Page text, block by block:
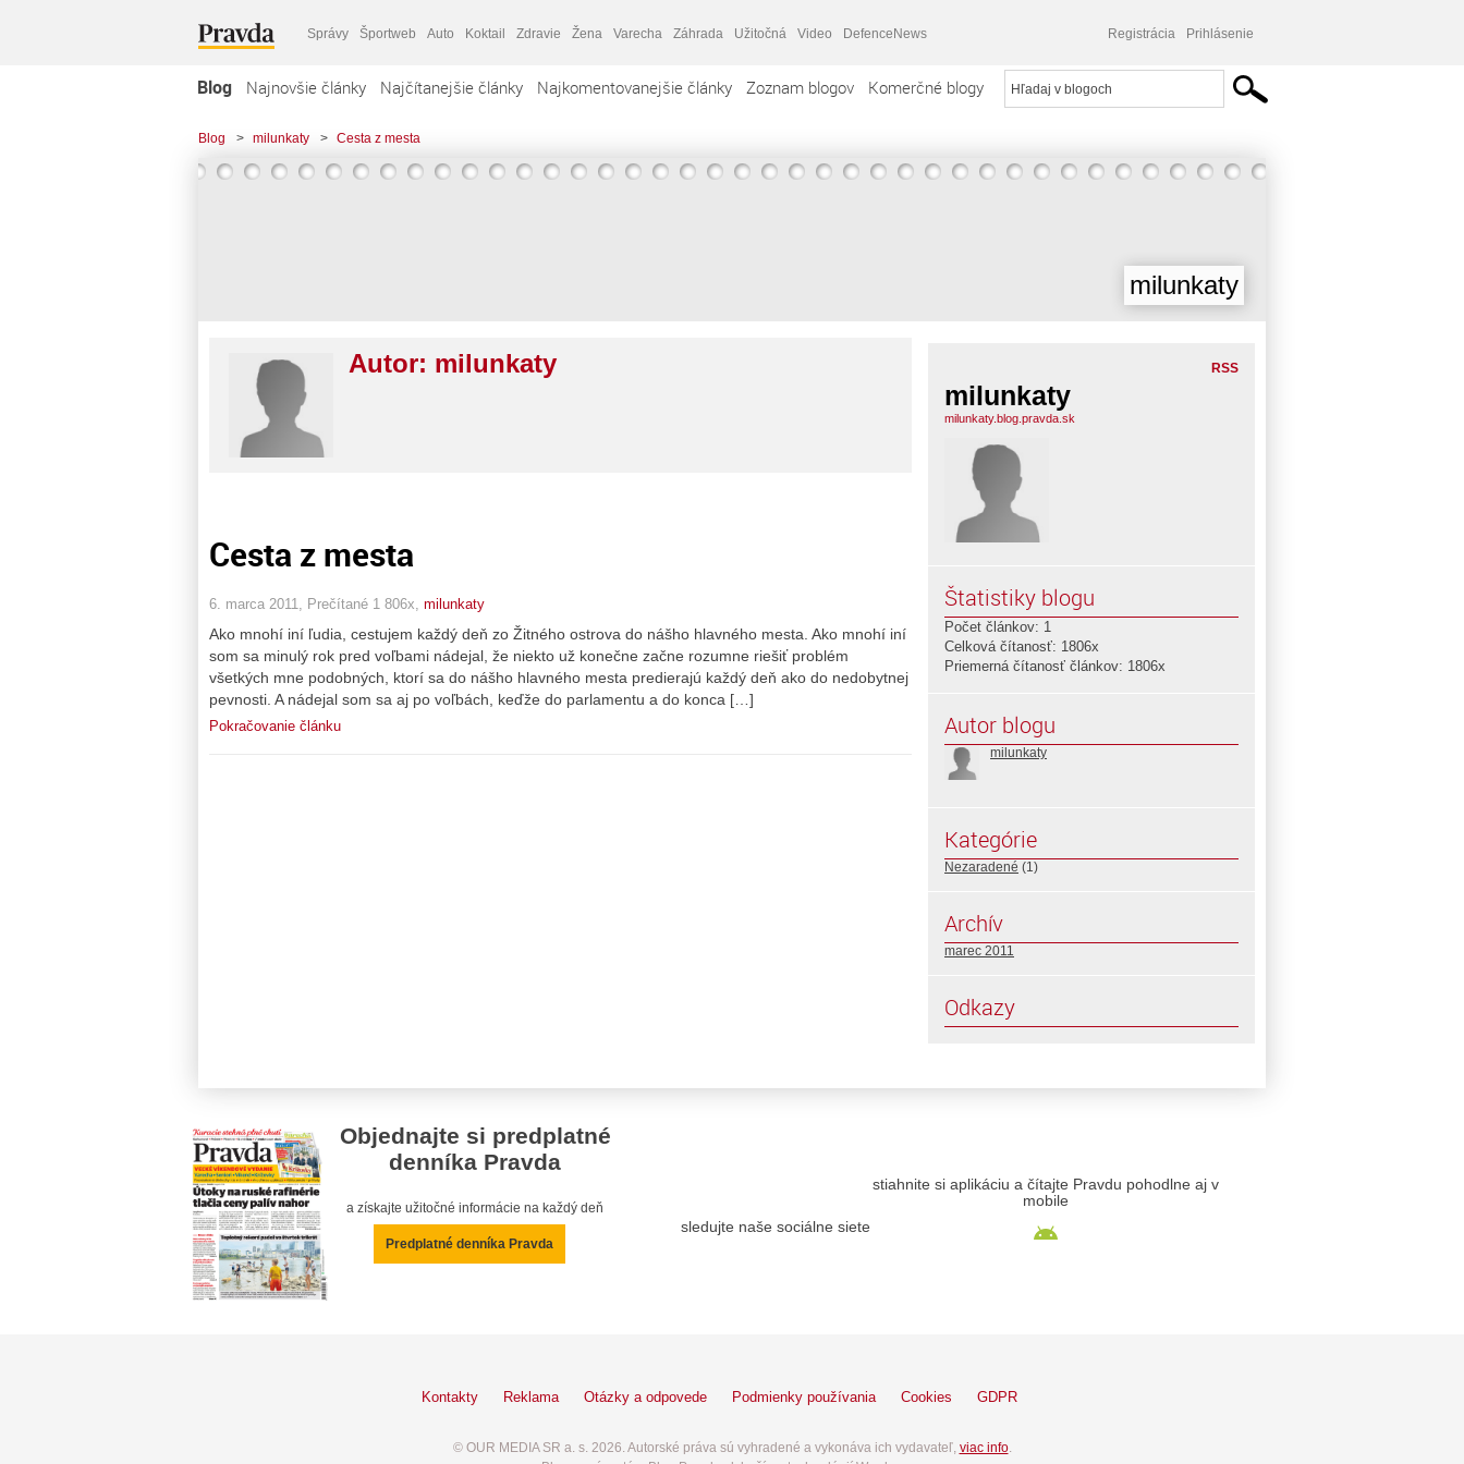
Správy Športweb Auto Koktail Zdravie Žena Varecha Záhrada Užitočná Video DefenceNews Registrácia Prihlásenie
Blog Najnovšie články Najčítanejšie články Najkomentovanejšie články Zoznam blogov Komerčné blogy
Blog > milunkaty > Cesta z mesta
milunkaty
Autor: milunkaty
Cesta z mesta
6. marca 2011, Prečítané 1 806x, milunkaty
Ako mnohí iní ľudia, cestujem každý deň zo Žitného ostrova do nášho hlavného mesta. Ako mnohí iní
som sa minulý rok pred voľbami nádejal, že niekto už konečne začne rozumne riešiť problém
všetkých mne podobných, ktorí sa do nášho hlavného mesta predierajú každý deň ako do nedobytnej
pevnosti. A nádejal som sa aj po voľbách, keďže do parlamentu a do konca […]
Pokračovanie článku
RSS
milunkaty
milunkaty.blog.pravda.sk
Štatistiky blogu
Počet článkov: 1
Celková čítanosť: 1806x
Priemerná čítanosť článkov: 1806x
Autor blogu
milunkaty
Kategórie
Nezaradené (1)
Archív
marec 2011
Odkazy
Objednajte si predplatné
denníka Pravda
a získajte užitočné informácie na každý deň
Predplatné denníka Pravda
sledujte naše sociálne siete
stiahnite si aplikáciu a čítajte Pravdu pohodlne aj v
mobile
Kontakty Reklama Otázky a odpovede Podmienky používania Cookies GDPR
© OUR MEDIA SR a. s. 2026. Autorské práva sú vyhradené a vykonáva ich vydavateľ, viac info.